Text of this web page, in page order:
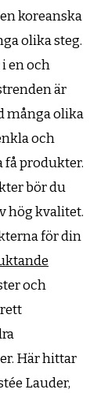
koreanska
olika steg.
en och
är
många olika
och
produkter.
bör du
hög kvalitet.
för din
och
Här hittar
Lauder,